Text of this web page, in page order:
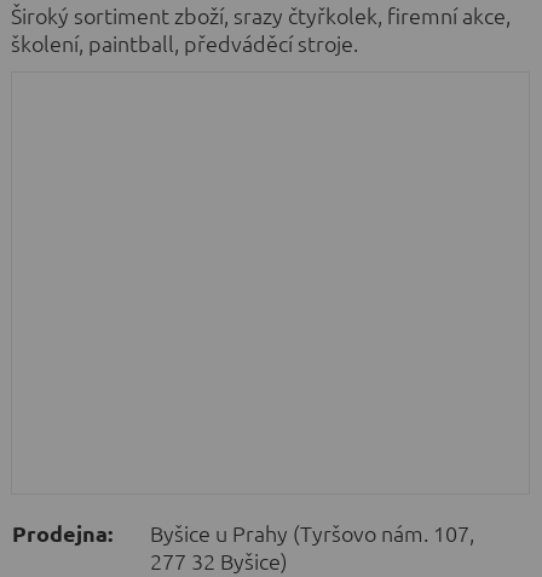
Široký sortiment zboží, srazy čtyřkolek, firemní akce,
školení, paintball, předváděcí stroje.
Prodejna:
Byšice u Prahy (Tyršovo nám. 107,
277 32 Byšice)